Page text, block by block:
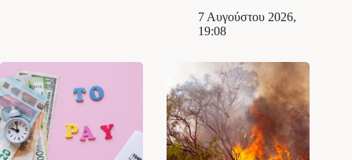
7 Αυγούστου 2026,
19:08